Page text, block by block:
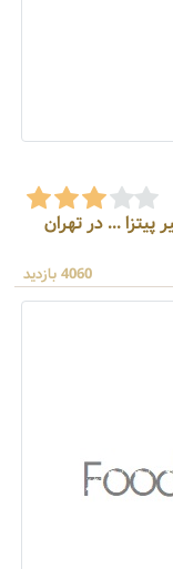
پیتزا ... در تهران
4060 بازدید